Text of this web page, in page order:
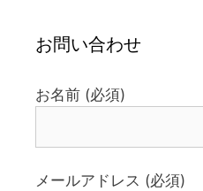
お問い合わせ
お名前 (必須)
メールアドレス (必須)